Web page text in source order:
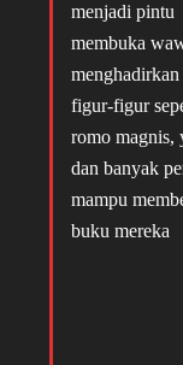
menjadi pintu
membuka
figur-figur
romo magnis,
dan banyak
mampu
buku mereka